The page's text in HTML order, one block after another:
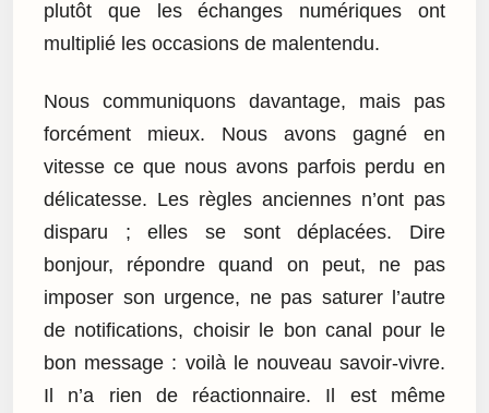
plutôt que les échanges numériques ont
multiplié les occasions de malentendu.
Nous communiquons davantage, mais pas
forcément mieux. Nous avons gagné en
vitesse ce que nous avons parfois perdu en
délicatesse. Les règles anciennes n’ont pas
disparu ; elles se sont déplacées. Dire
bonjour, répondre quand on peut, ne pas
imposer son urgence, ne pas saturer l’autre
de notifications, choisir le bon canal pour le
bon message : voilà le nouveau savoir-vivre.
Il n’a rien de réactionnaire. Il est même